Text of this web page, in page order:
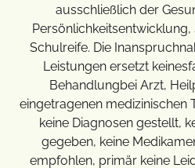
ausschließlich der
Schulreife. Die
Leistungen ersetzt
Behandlungbei Arzt,
eingetragenen medizinischen
keine Diagnosen gestellt,
gegeben, keine
empfohlen, primär keine